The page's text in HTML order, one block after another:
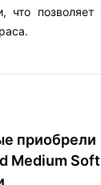
что позволяет
приобрели
Medium Soft